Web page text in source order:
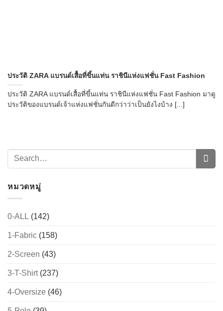
ประวัติ ZARA แบรนด์เสื้อที่ขึ้นแท่น ราชินีแห่งแฟชั่น Fast Fashion
ประวัติ ZARA แบรนด์เสื้อที่ขึ้นแท่น ราชินีแห่งแฟชั่น Fast Fashion มาดู
ประวัติของแบรนด์เจ้าแห่งแฟชั่นกันดีกว่าว่าเป็นยังไงบ้าง [...]
หมวดหมู่
0-ALL (142)
1-Fabric (158)
2-Screen (43)
3-T-Shirt(237)
4-Oversize (46)